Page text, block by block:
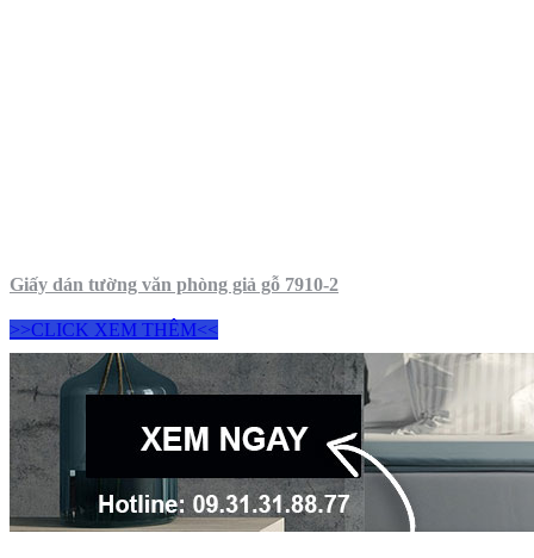
Giấy dán tường văn phòng giả gỗ 7910-2
>>CLICK XEM THÊM<<